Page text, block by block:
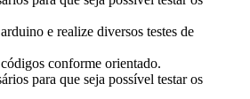
e realize diversos testes de
conforme orientado.
para que seja possível testar os